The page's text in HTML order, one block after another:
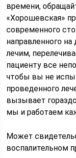
времени,
«Хорошевская»
современного
направленного
лечим,
пациенту все
чтобы вы не
проведенного
вызывает
мы и работаем
Может
воспалительном